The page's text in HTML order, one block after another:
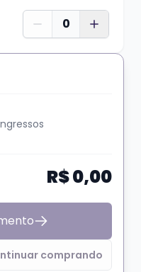
0
R$ 0,00
comprando